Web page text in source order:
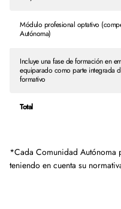
Módulo profesional optativo
Autónoma)
Incluye una fase de formación en
equiparado como parte integrada
formativo
Total
*Cada Comunidad Autónoma
teniendo en cuenta su